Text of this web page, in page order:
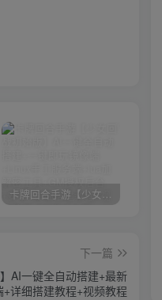
卡牌回合手游【少女回战初始版】AI一键全自动搭建+一键即玩镜像端+Linux手工服务端+lua加解密工具+GM授权后台+安卓+详细搭建教程+视频教程
下一篇
AI一键全自动搭建+最新
详细搭建教程+视频教程